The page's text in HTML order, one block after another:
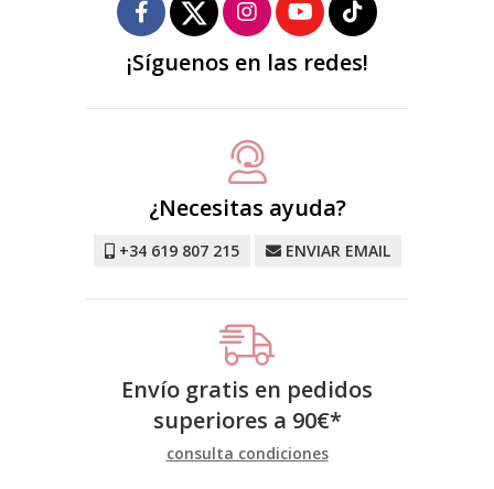
¡Síguenos en las redes!
¿Necesitas ayuda?
+34 619 807 215 ENVIAR EMAIL
Envío gratis en pedidos
superiores a 90€*
consulta condiciones